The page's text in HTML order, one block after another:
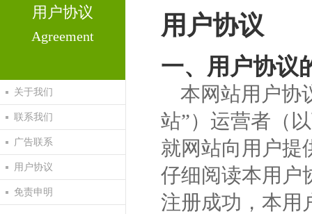
用户协议
Agreement
关于我们
联系我们
广告联系
用户协议
免责申明
用户协议
一、用户协议
本网站用户协
站”）运营者（
就网站向用户提
仔细阅读本用户
注册成功，本用